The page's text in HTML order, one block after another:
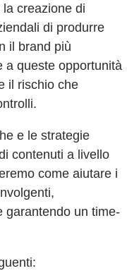
creazione di
di produrre
il brand più
a queste opportunità
il rischio che
e le strategie
contenuti a livello
come aiutare i
garantendo un time-